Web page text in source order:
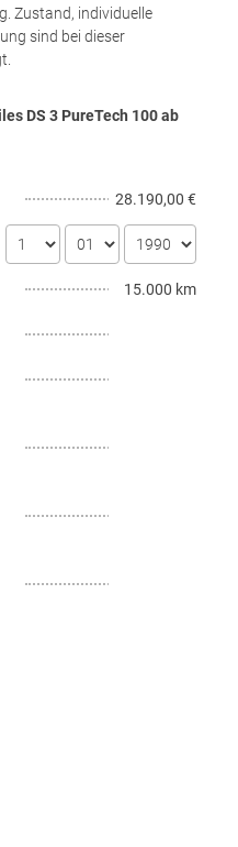
Zustand, individuelle
sind bei dieser
DS 3 PureTech 100 ab
28.190,00 €
15.000 km